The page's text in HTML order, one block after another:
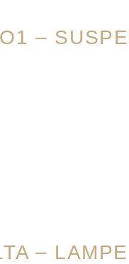
–
–